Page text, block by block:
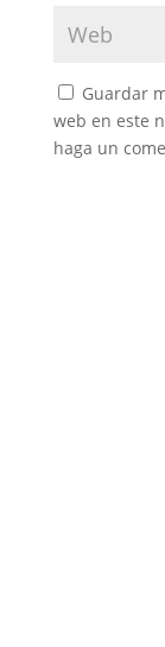
Guardar
web en este
haga un